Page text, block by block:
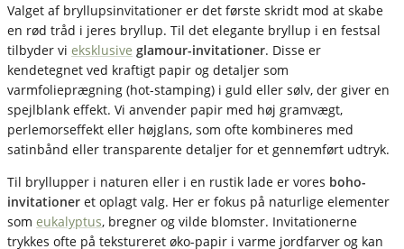
Valget af bryllupsinvitationer er det første skridt mod at skabe
en rød tråd i jeres bryllup. Til det elegante bryllup i en festsal
tilbyder vi eksklusive glamour-invitationer. Disse er
kendetegnet ved kraftigt papir og detaljer som
varmfolieprægning (hot-stamping) i guld eller sølv, der giver en
spejlblank effekt. Vi anvender papir med høj gramvægt,
perlemorseffekt eller højglans, som ofte kombineres med
satinbånd eller transparente detaljer for et gennemført udtryk.
Til bryllupper i naturen eller i en rustik lade er vores boho-
invitationer et oplagt valg. Her er fokus på naturlige elementer
som eukalyptus, bregner og vilde blomster. Invitationerne
trykkes ofte på tekstureret øko-papir i varme jordfarver og kan